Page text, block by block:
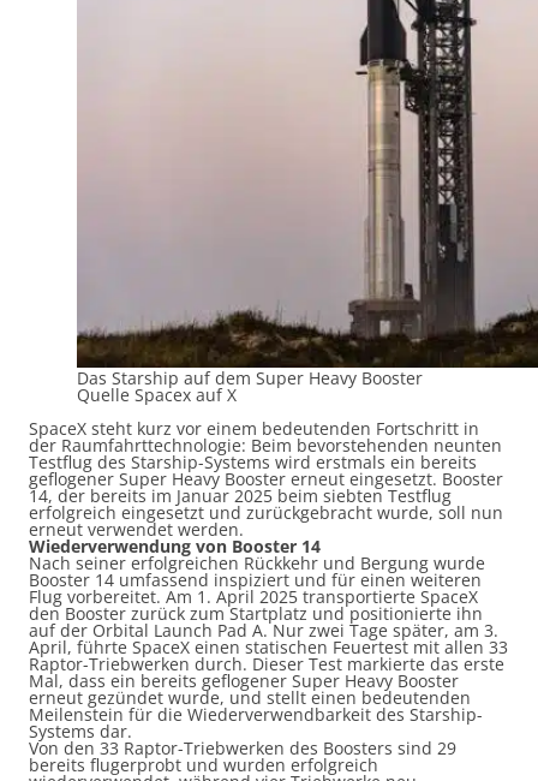
Das Starship auf dem Super Heavy Booster
Quelle Spacex auf X
SpaceX steht kurz vor einem bedeutenden Fortschritt in
der Raumfahrttechnologie: Beim bevorstehenden neunten
Testflug des Starship-Systems wird erstmals ein bereits
geflogener Super Heavy Booster erneut eingesetzt. Booster
14, der bereits im Januar 2025 beim siebten Testflug
erfolgreich eingesetzt und zurückgebracht wurde, soll nun
erneut verwendet werden.
Wiederverwendung von Booster 14
Nach seiner erfolgreichen Rückkehr und Bergung wurde
Booster 14 umfassend inspiziert und für einen weiteren
Flug vorbereitet. Am 1. April 2025 transportierte SpaceX
den Booster zurück zum Startplatz und positionierte ihn
auf der Orbital Launch Pad A. Nur zwei Tage später, am 3.
April, führte SpaceX einen statischen Feuertest mit allen 33
Raptor-Triebwerken durch. Dieser Test markierte das erste
Mal, dass ein bereits geflogener Super Heavy Booster
erneut gezündet wurde, und stellt einen bedeutenden
Meilenstein für die Wiederverwendbarkeit des Starship-
Systems dar.
Von den 33 Raptor-Triebwerken des Boosters sind 29
bereits flugerprobt und wurden erfolgreich